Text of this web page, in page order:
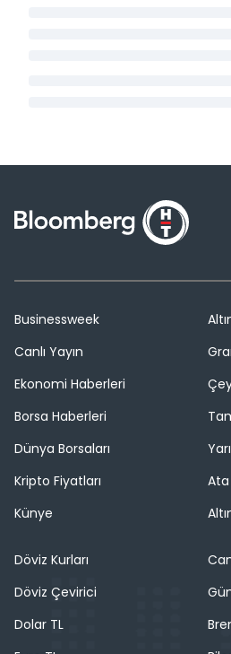
Businessweek
Canlı Yayın
Ekonomi Haberleri
Borsa Haberleri
Dünya Borsaları
Kripto Fiyatları
Künye
Ata
Döviz Kurları
Döviz Çevirici
Dolar TL